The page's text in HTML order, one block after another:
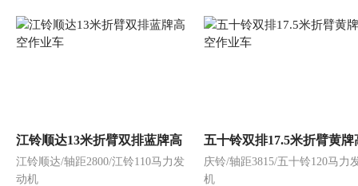
江铃顺达13米折臂双排蓝牌高
空作业车
江铃顺达/轴距2800/江铃110马力发
动机
五十铃双排17.5米折臂黄牌
作业车
庆铃/轴距3815/五十铃120马力
机